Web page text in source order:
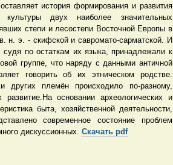
история формирования и развития
двух наиболее значительных
степи и лесостепи Восточной Европы в
н. э. - скифской и савромато-сарматской. И
по остаткам их языка, принадлежали к
группе, что наряду с данными античной
говорить об их этническом родстве.
племён происходило по-разному,
основании археологических и
быта, хозяйственной деятельности,
современное состояние проблем
дискуссионных.Скачать pdf